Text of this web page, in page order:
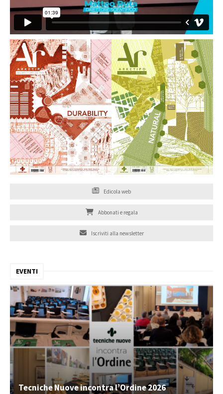
Edicola web
Abbonati e regala
Iscriviti alla newsletter
EVENTI
Tecniche Nuove incontra l’Ordine 2026